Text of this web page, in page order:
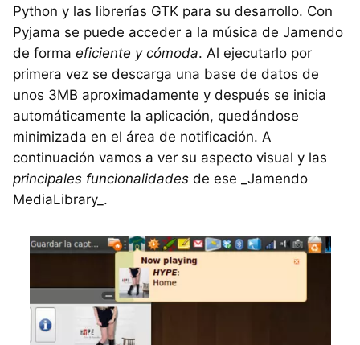
Python y las librerías GTK para su desarrollo. Con
Pyjama se puede acceder a la música de Jamendo
de forma eficiente y cómoda. Al ejecutarlo por
primera vez se descarga una base de datos de
unos 3MB aproximadamente y después se inicia
automáticamente la aplicación, quedándose
minimizada en el área de notificación. A
continuación vamos a ver su aspecto visual y las
principales funcionalidades de ese _Jamendo
MediaLibrary_.